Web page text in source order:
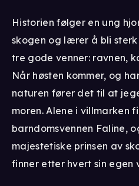
Historien følger en ung
skogen og lærer å bli sterk
tre gode venner: ravnen,
Når høsten kommer, og
naturen fører det til at
moren. Alene i villmarken
barndomsvennen Faline,
majestetiske prinsen av
finner etter hvert sin egen